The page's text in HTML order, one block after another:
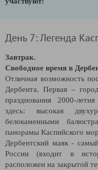
День 7: Легенда
Завтрак.
Свободное время в
Отличная возможность
Дербента. Первая –
празднования 2000-
здесь: высокая
белокаменными
панорамы Каспийского
Дербентский маяк -
России (входит в
расположен на закрытой